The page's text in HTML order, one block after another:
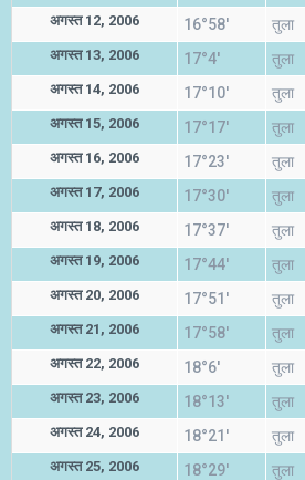
अगस्त 12, 2006 16°58' तुला
अगस्त 13, 2006 17°4' तुला
अगस्त 14, 2006 17°10' तुला
अगस्त 15, 2006 17°17' तुला
अगस्त 16, 2006 17°23' तुला
अगस्त 17, 2006 17°30' तुला
अगस्त 18, 2006 17°37' तुला
अगस्त 19, 2006 17°44' तुला
अगस्त 20, 2006 17°51' तुला
अगस्त 21, 2006 17°58' तुला
अगस्त 22, 2006 18°6' तुला
अगस्त 23, 2006 18°13' तुला
अगस्त 24, 2006 18°21' तुला
अगस्त 25, 2006 18°29' तुला